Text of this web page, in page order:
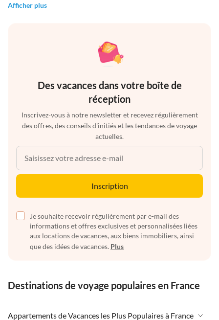
Afficher plus
Des vacances dans votre boîte de
réception
Inscrivez-vous à notre newsletter et recevez régulièrement
des offres, des conseils d'initiés et les tendances de voyage
actuelles.
Inscription
Je souhaite recevoir régulièrement par e-mail des
informations et offres exclusives et personnalisées liées
aux locations de vacances, aux biens immobiliers, ainsi
que des idées de vacances. Plus
Destinations de voyage populaires en France
Appartements de Vacances les Plus Populaires à France